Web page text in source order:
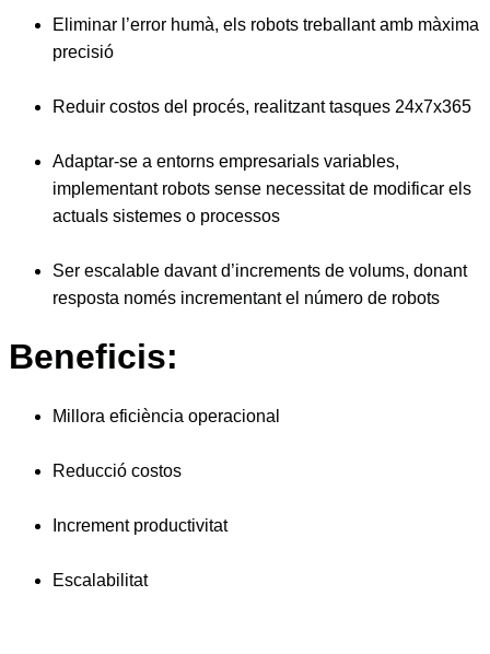
Eliminar l’error humà, els robots treballant amb màxima
precisió
Reduir costos del procés, realitzant tasques 24x7x365
Adaptar-se a entorns empresarials variables,
implementant robots sense necessitat de modificar els
actuals sistemes o processos
Ser escalable davant d’increments de volums, donant
resposta només incrementant el número de robots
Beneficis:
Millora eficiència operacional
Reducció costos
Increment productivitat
Escalabilitat